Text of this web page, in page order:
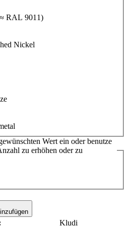
RAL 9011)
Nickel
Wert ein oder benutze
zu erhöhen oder zu
Kludi